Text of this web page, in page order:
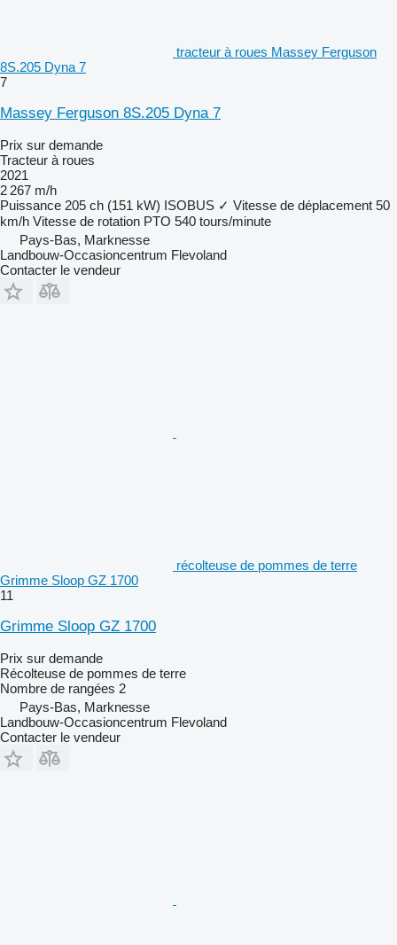
tracteur à roues Massey Ferguson
8S.205 Dyna 7
7
Massey Ferguson 8S.205 Dyna 7
Prix sur demande
Tracteur à roues
2021
2 267 m/h
Puissance 205 ch (151 kW) ISOBUS ✓ Vitesse de déplacement 50
km/h Vitesse de rotation PTO 540 tours/minute
Pays-Bas, Marknesse
Landbouw-Occasioncentrum Flevoland
Contacter le vendeur
récolteuse de pommes de terre
Grimme Sloop GZ 1700
11
Grimme Sloop GZ 1700
Prix sur demande
Récolteuse de pommes de terre
Nombre de rangées 2
Pays-Bas, Marknesse
Landbouw-Occasioncentrum Flevoland
Contacter le vendeur